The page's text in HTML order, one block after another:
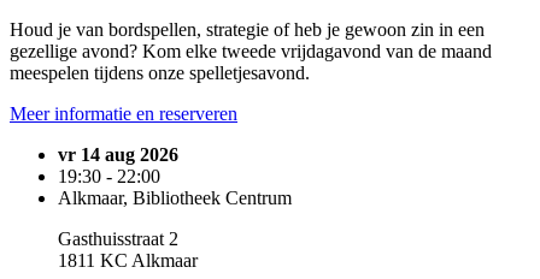
Houd je van bordspellen, strategie of heb je gewoon zin in een
gezellige avond? Kom elke tweede vrijdagavond van de maand
meespelen tijdens onze spelletjesavond.
Meer informatie en reserveren
vr 14 aug 2026
19:30 - 22:00
Alkmaar, Bibliotheek Centrum
Gasthuisstraat 2
1811 KC Alkmaar